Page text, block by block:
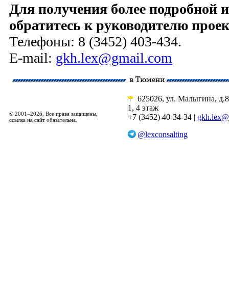
Для получения более подробной
обратитесь к руководителю
Телефоны: 8 (3452) 403-434.
E-mail: gkh.lex@gmail.com
© 2001–2026, Все права защищены,
ссылка на сайт обязательна.
625026, ул. Малыгина,
1, 4 этаж
+7 (3452) 40-34-34 |
@lexconsalting